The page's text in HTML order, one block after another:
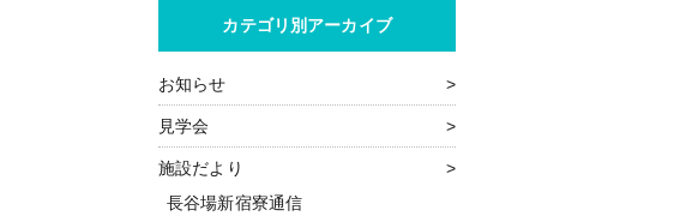
カテゴリ別アーカイブ
お知らせ
見学会
施設だより
長谷場新宿寮通信